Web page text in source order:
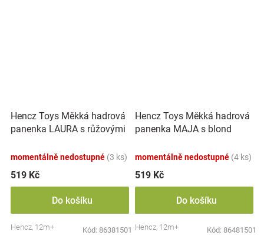
Hencz Toys Měkká hadrová
panenka LAURA s růžovými
momentálně nedostupné (3 ks)
519 Kč
Do košíku
Hencz, 12m+ Kód: 86381501
Hencz Toys Měkká hadrová
panenka MAJA s blond
momentálně nedostupné (4 ks)
519 Kč
Do košíku
Hencz, 12m+ Kód: 86481501